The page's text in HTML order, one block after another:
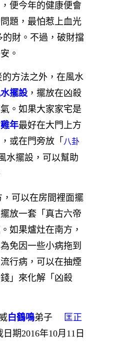
便今年的健康便會
題，最怕惹上血光
財。不過，破財擋
。
的方法之外，在風水
擺設，擺放在凶殺
。如果大家家宅是
年最好在大門上方
，或在門旁放「 八卦
水擺設，可以幫助
可以在房間裡面擺
放一套「真古六帝
如果爐灶在南方，
免因一些小病拖到
行病，可以在抽煙
」來化解「凶殺
白鶴鳴弟子
匡正
2016年10月11日